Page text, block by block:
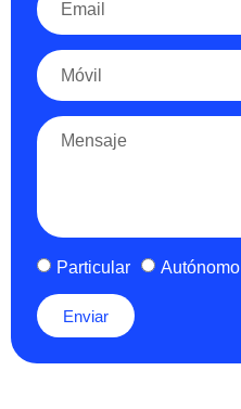
Particular Autónomo
Enviar